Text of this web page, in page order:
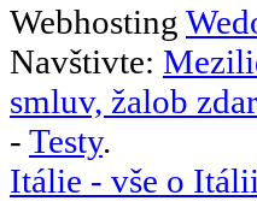
Webhosting
Navštivte:
smluv, žalob
- Testy.
Itálie - vše o Itálii